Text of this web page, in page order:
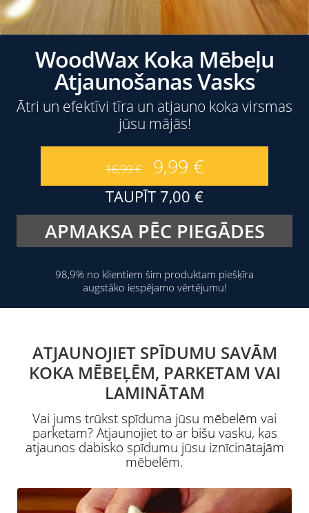
WoodWax Koka Mēbeļu
Atjaunošanas Vasks
Ātri un efektīvi tīra un atjauno koka virsmas
jūsu mājās!
16,99€ 9,99 €
TAUPĪT 7,00 €
APMAKSA PĒC PIEGĀDES
98,9% no klientiem šim produktam piešķīra
augstāko iespējamo vērtējumu!
ATJAUNOJIET SPĪDUMU SAVĀM
KOKA MĒBEĻĒM, PARKETAM VAI
LAMINĀTAM
Vai jums trūkst spīduma jūsu mēbelēm vai
parketam? Atjaunojiet to ar bišu vasku, kas
atjaunos dabisko spīdumu jūsu iznīcinātajām
mēbelēm.